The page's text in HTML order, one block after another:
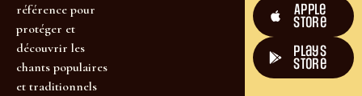
référence pour
protéger et
découvrir les
chants populaires
et traditionnels
Apple
Store
plays
store